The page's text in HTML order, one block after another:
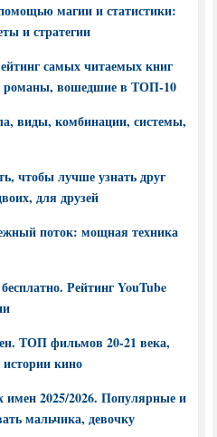
магии и статистики:
и стратегии
самых читаемых книг
романы, вошедшие в ТОП-10
виды, комбинации, системы,
чтобы лучше узнать друг
для друзей
поток: мощная техника
Рейтинг YouTube
ТОП фильмов 20-21 века,
кино
имен 2025/2026. Популярные и
мальчика, девочку